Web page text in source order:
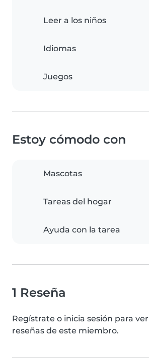
Leer a los niños
Idiomas
Juegos
Estoy cómodo con
Mascotas
Tareas del hogar
Ayuda con la tarea
1 Reseña
Regístrate o inicia sesión para
reseñas de este miembro.